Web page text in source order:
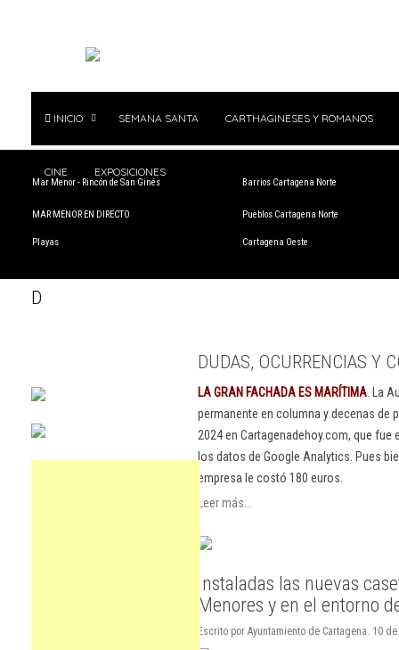
INICIO SEMANA SANTA CARTHAGINESES Y ROMANOS
CINE EXPOSICIONES
Mar Menor - Rincón de San Ginés
MAR MENOR EN DIRECTO
Playas
Barrios Cartagena Norte
Pueblos Cartagena Norte
Cartagena Oeste
D
DUDAS, OCURRENCIAS Y
LA GRAN FACHADA ES MARÍTIMA . La
permanente en columna y decenas
2024 en Cartagenadehoy.com, que
los datos de Google Analytics. Pues
empresa le costó 180 euros.
Leer más...
Instaladas las nuevas
Menores y en el entorno
Escrito por Ayuntamiento de Cartagena. 10